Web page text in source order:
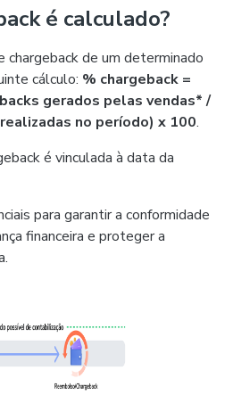
é calculado?
chargeback de um determinado
cálculo: % chargeback =
gerados pelas vendas* /
no período) x 100.
é vinculada à data da
para garantir a conformidade
financeira e proteger a